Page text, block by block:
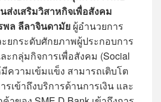
ส่งเสริมวิสาหกิจเพื่อสังคม
พล ลีลาจินดามัย ผู้อำนวยการ
ะยกระดับศักยภาพผู้ประกอบการ
ะกลุ่มกิจการเพื่อสังคม (Social
มีความเข้มแข็ง สามารถเติบโต
รเข้าถึงบริการด้านการเงิน และ